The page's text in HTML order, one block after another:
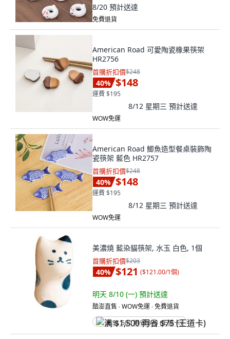
8/20 預計送達
免費退貨
American Road 可愛陶瓷橡果筷架
HR2756
首購折扣價$248
40% $148
運費 $195
8/12 星期三 預計送達
WOW免運
American Road 鯽魚造型餐桌裝飾陶
瓷筷架 藍色 HR2757
首購折扣價$248
40% $148
運費 $195
8/12 星期三 預計送達
WOW免運
美濃燒 藍染貓筷架, 水玉 白色, 1個
首購折扣價$203
40% $121 ($121.00/1個)
明天 8/10 (一) 預計送達
酷澎直售 ∙ WOW免運 ∙ 免費退貨
满 $1,500 再省 $75 (王道卡)